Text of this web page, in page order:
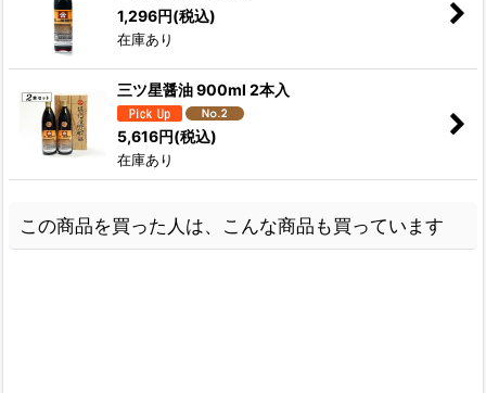
1,296円(税込)
在庫あり
三ツ星醤油 900ml 2本入
5,616円(税込)
在庫あり
この商品を買った人は、こんな商品も買っています